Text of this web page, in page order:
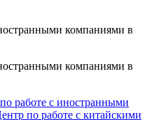
компаниями в
компаниями в
работе с иностранными
по работе с китайскими